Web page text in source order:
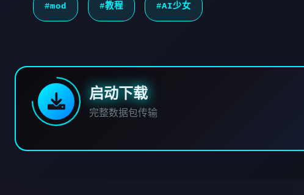
#mod #教程 #AI少女
启动下载
完整数据包传输